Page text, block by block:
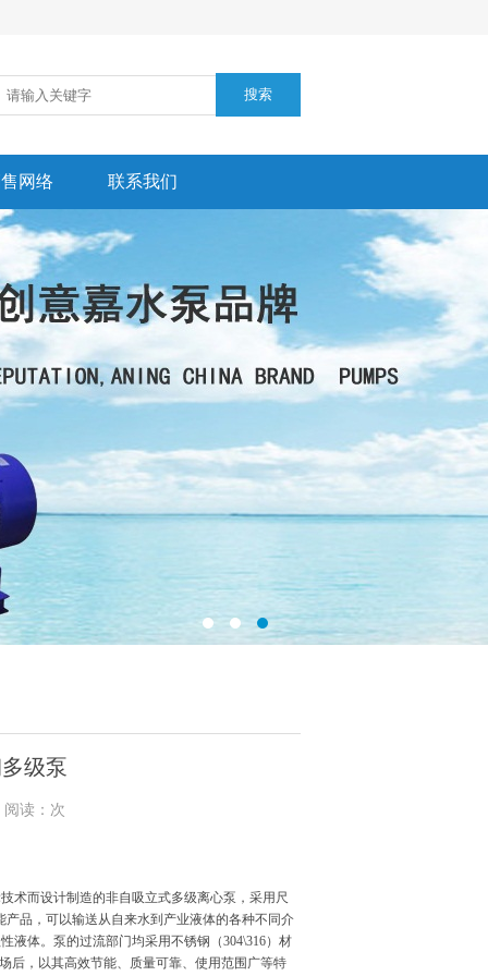
网络 联系我们
级泵
读：次
术而设计制造的非自吸立式多级离心泵，采用尺
产品，可以输送从自来水到产业液体的各种不同介
液体。泵的过流部门均采用不锈钢（304\316）材
后，以其高效节能、质量可靠、使用范围广等特